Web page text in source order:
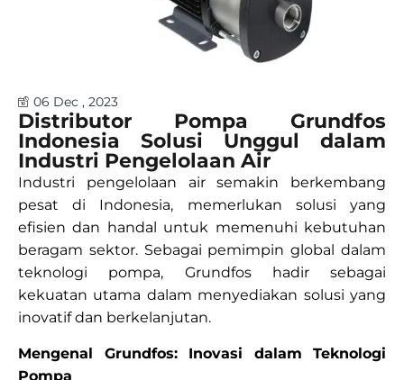
06 Dec , 2023
Distributor Pompa Grundfos
Indonesia Solusi Unggul dalam
Industri Pengelolaan Air
Industri pengelolaan air semakin berkembang
pesat di Indonesia, memerlukan solusi yang
efisien dan handal untuk memenuhi kebutuhan
beragam sektor. Sebagai pemimpin global dalam
teknologi pompa, Grundfos hadir sebagai
kekuatan utama dalam menyediakan solusi yang
inovatif dan berkelanjutan.
Mengenal Grundfos: Inovasi dalam Teknologi
Pompa